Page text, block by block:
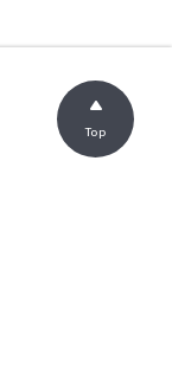
Top